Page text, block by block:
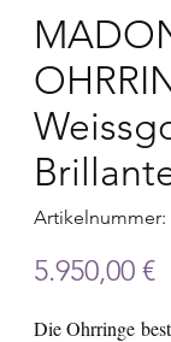
Artikelnummer:
5.950,00 €
Die Ohrringe